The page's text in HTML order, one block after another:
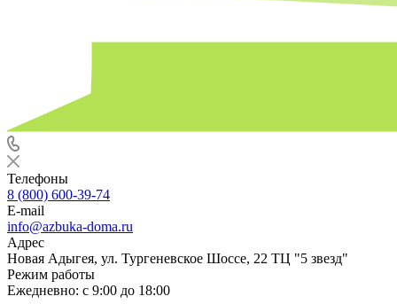
Телефоны
8 (800) 600-39-74
E-mail
info@azbuka-doma.ru
Адрес
Новая Адыгея, ул. Тургеневское Шоссе, 22 ТЦ "5 звезд"
Режим работы
Ежедневно: с 9:00 до 18:00